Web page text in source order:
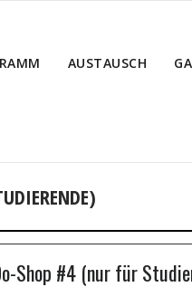
AUSTAUSCH
Shop #4 (nur für